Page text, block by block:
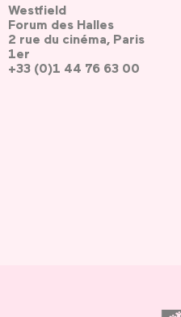
Westfield
Forum des Halles
2 rue du cinéma, Paris
1er
+33 (0)1 44 76 63 00